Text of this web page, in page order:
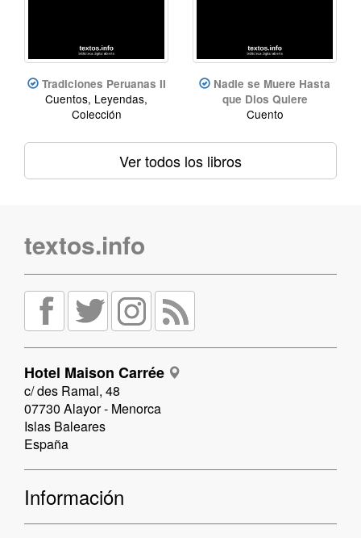
Tradiciones Peruanas II
Cuentos, Leyendas,
Colección
Nadie se Muere Hasta
que Dios Quiere
Cuento
Ver todos los libros
textos.info
Hotel Maison Carrée
c/ des Ramal, 48
07730 Alayor - Menorca
Islas Baleares
España
Información